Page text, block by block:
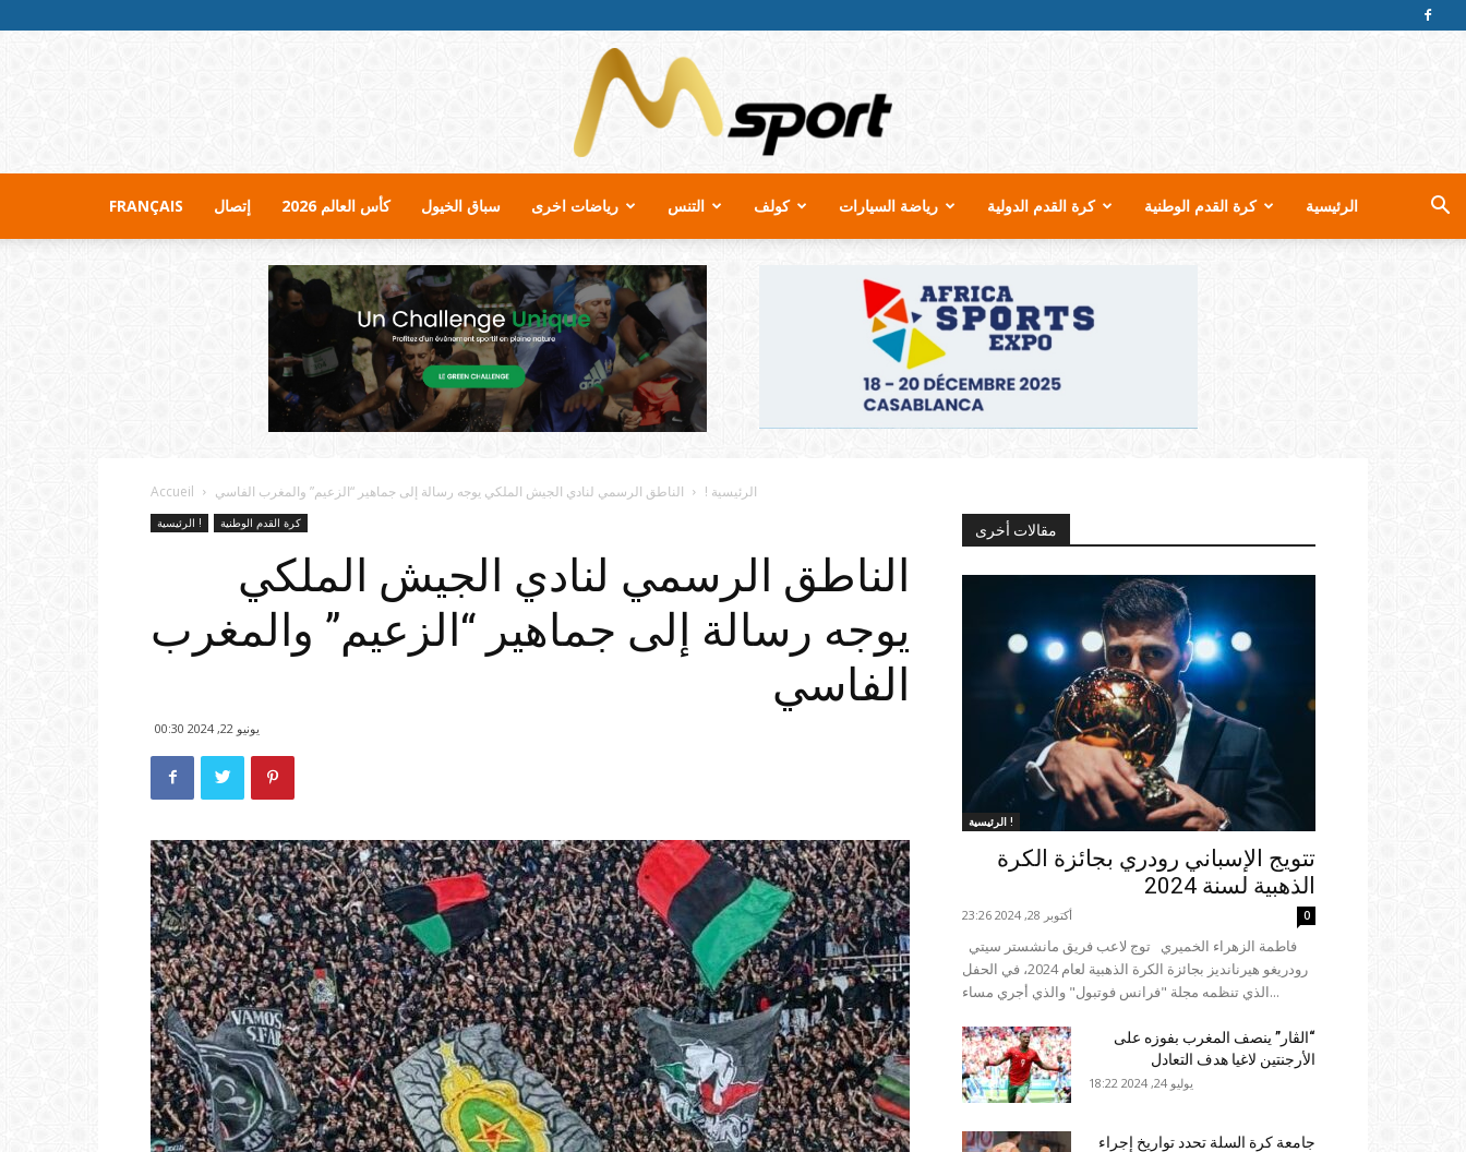
MSport.ma
FRANÇAIS إتصال كأس العالم 2026 سباق الخيول رياضات اخرى التنس كولف رياضة السيارات كرة القدم الدولية كرة القدم الوطنية الرئيسية
Accueil الرئيسية ! الناطق الرسمي لنادي الجيش الملكي يوجه رسالة إلى جماهير “الزعيم” والمغرب الفاسي
الرئيسية ! كرة القدم الوطنية
الناطق الرسمي لنادي الجيش الملكي
يوجه رسالة إلى جماهير “الزعيم” والمغرب
الفاسي
يونيو 22, 2024 00:30
مقالات أخرى
الرئيسية !
تتويج الإسباني رودري بجائزة الكرة
الذهبية لسنة 2024
أكتوبر 28, 2024 23:26 0
رودريغو هيرنانديز بجائزة الكرة الذهبية لعام 2024، في الحفل
الذي تنظمه مجلة "فرانس فوتبول" والذي أجري مساء...
“الڤار” ينصف المغرب بفوزه على
الأرجنتين لاغيا هدف التعادل
يوليو 24, 2024 18:22
جامعة كرة السلة تحدد تواريخ إجراء